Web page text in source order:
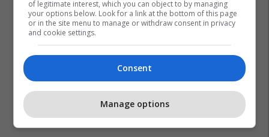
of legitimate interest, which you can object to by managing
your options below. Look for a link at the bottom of this page
or in the site menu to manage or withdraw consent in privacy
and cookie settings.
Consent
Manage options